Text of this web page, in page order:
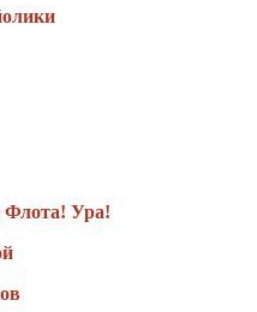
Флота! Ура!